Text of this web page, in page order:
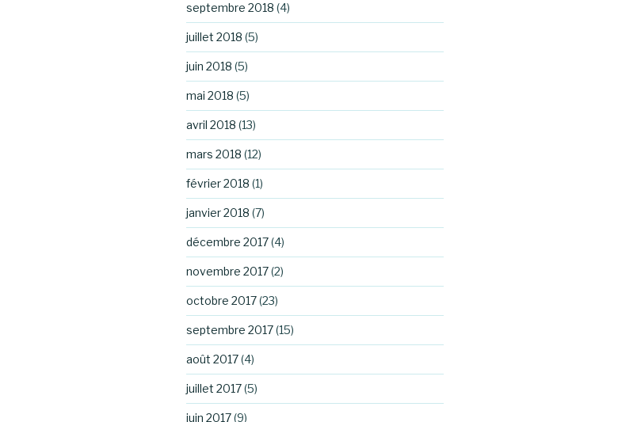
septembre 2018 (4)
juillet 2018 (5)
juin 2018 (5)
mai 2018 (5)
avril 2018 (13)
mars 2018 (12)
février 2018 (1)
janvier 2018 (7)
décembre 2017(4)
novembre 2017(2)
octobre 2017(23)
septembre 2017(15)
août 2017(4)
juillet 2017(5)
juin 2017(9)